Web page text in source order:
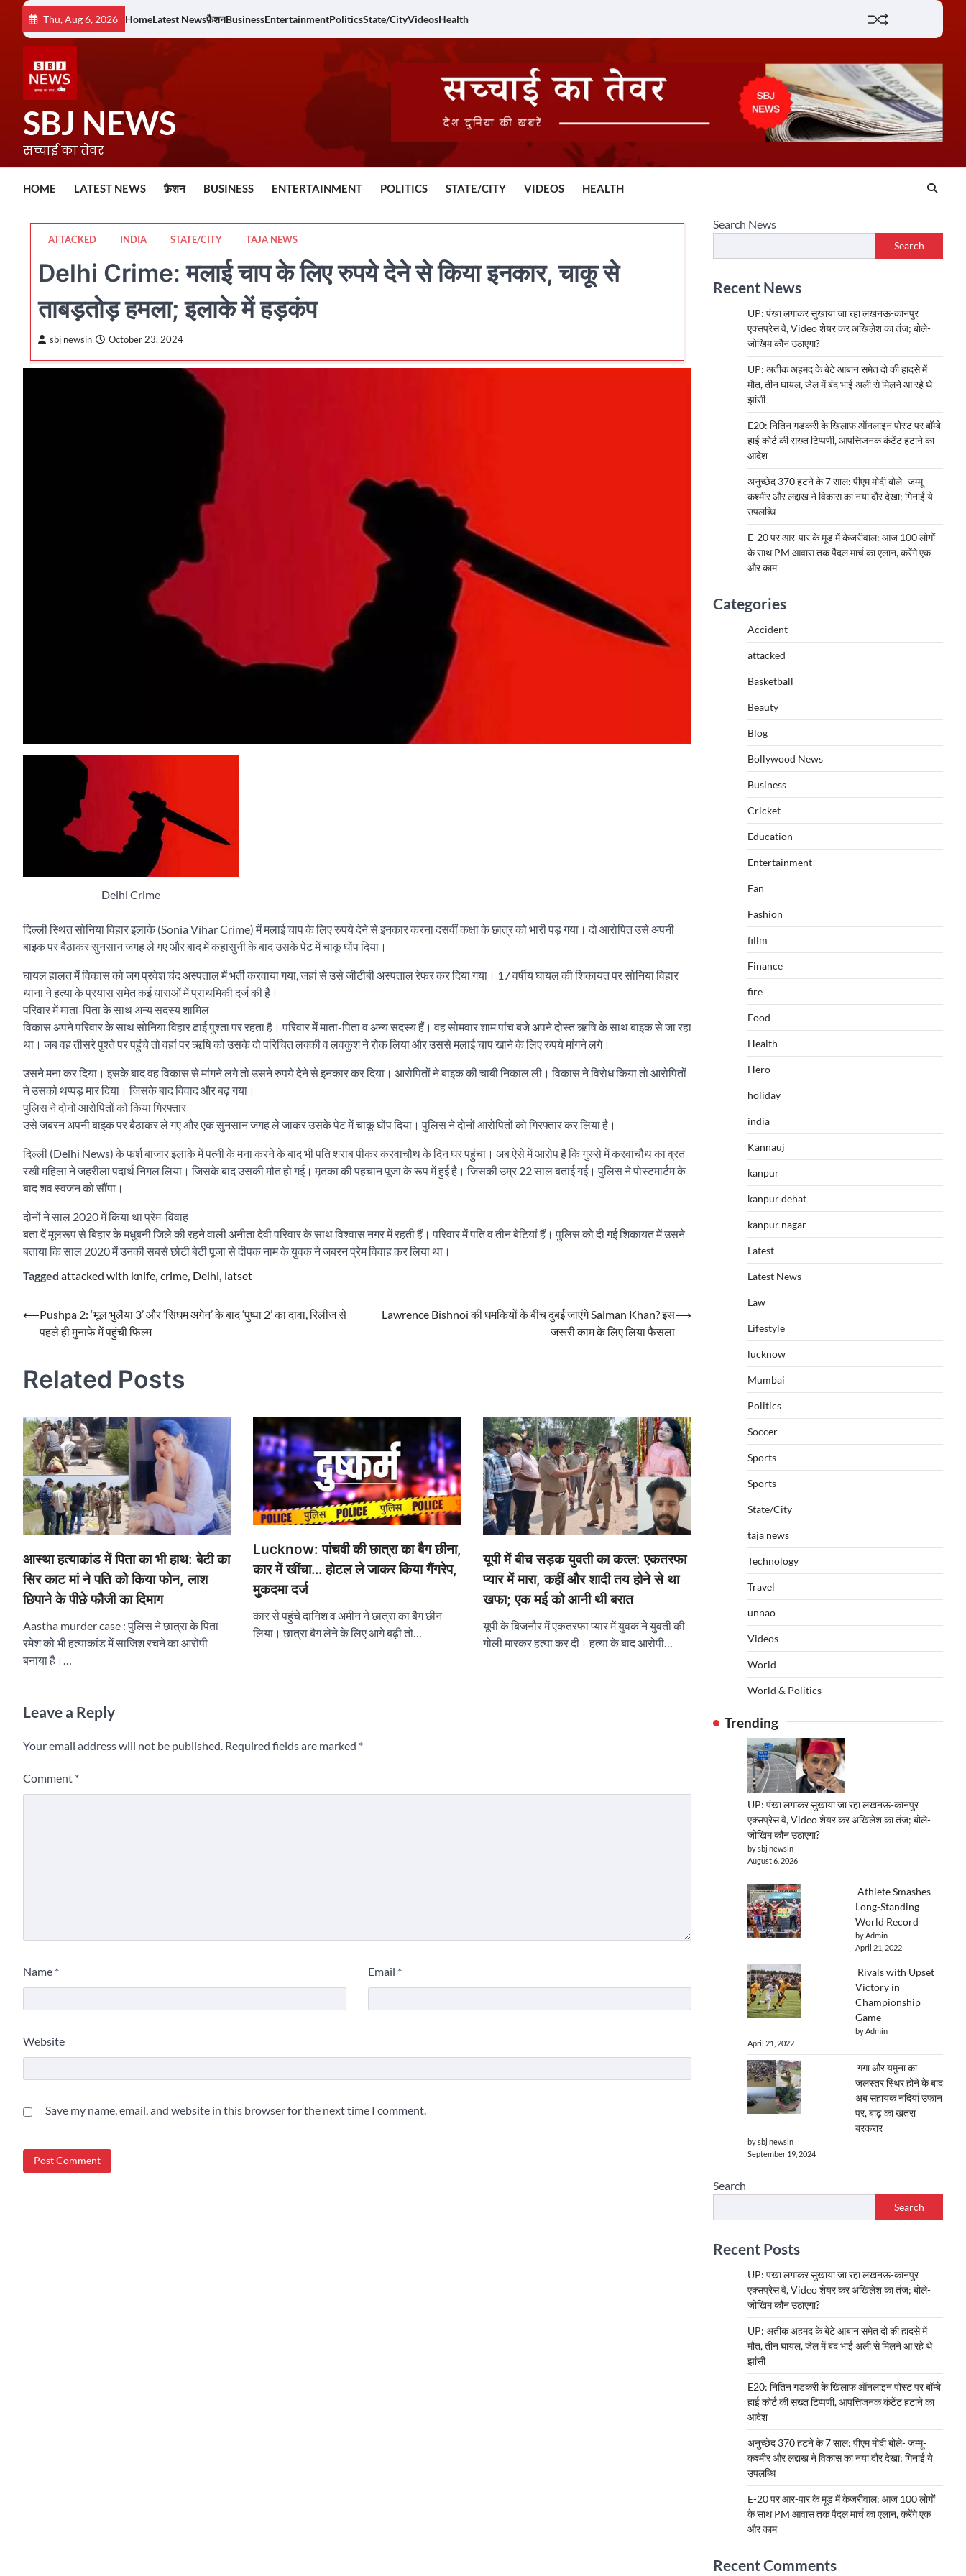
content
Thu, Aug 6, 2026 HomeLatest Newsफ़ैशनBusinessEntertainmentPoliticsState/CityVideosHealth
SBJ NEWS
सच्चाई का तेवर
HOME LATEST NEWS फ़ैशन BUSINESS ENTERTAINMENT POLITICS STATE/CITY VIDEOS HEALTH
ATTACKED INDIA STATE/CITY TAJA NEWS
Delhi Crime: मलाई चाप के लिए रुपये देने से किया इनकार, चाकू से
ताबड़तोड़ हमला; इलाके में हड़कंप
sbj newsin October 23, 2024
Delhi Crime
दिल्ली स्थित सोनिया विहार इलाके (Sonia Vihar Crime) में मलाई चाप के लिए रुपये देने से इनकार करना दसवीं कक्षा के छात्र को भारी पड़ गया। दो आरोपित उसे अपनी
बाइक पर बैठाकर सुनसान जगह ले गए और बाद में कहासुनी के बाद उसके पेट में चाकू घोंप दिया।
घायल हालत में विकास को जग प्रवेश चंद अस्पताल में भर्ती करवाया गया, जहां से उसे जीटीबी अस्पताल रेफर कर दिया गया। 17 वर्षीय घायल की शिकायत पर सोनिया विहार
थाना ने हत्या के प्रयास समेत कई धाराओं में प्राथमिकी दर्ज की है।
परिवार में माता-पिता के साथ अन्य सदस्य शामिल
विकास अपने परिवार के साथ सोनिया विहार ढाई पुश्ता पर रहता है। परिवार में माता-पिता व अन्य सदस्य हैं। वह सोमवार शाम पांच बजे अपने दोस्त ऋषि के साथ बाइक से जा रहा
था। जब वह तीसरे पुश्ते पर पहुंचे तो वहां पर ऋषि को उसके दो परिचित लक्की व लवकुश ने रोक लिया और उससे मलाई चाप खाने के लिए रुपये मांगने लगे।
उसने मना कर दिया। इसके बाद वह विकास से मांगने लगे तो उसने रुपये देने से इनकार कर दिया। आरोपितों ने बाइक की चाबी निकाल ली। विकास ने विरोध किया तो आरोपितों
ने उसको थप्पड़ मार दिया। जिसके बाद विवाद और बढ़ गया।
पुलिस ने दोनों आरोपितों को किया गिरफ्तार
उसे जबरन अपनी बाइक पर बैठाकर ले गए और एक सुनसान जगह ले जाकर उसके पेट में चाकू घोंप दिया। पुलिस ने दोनों आरोपितों को गिरफ्तार कर लिया है।
दिल्ली (Delhi News) के फर्श बाजार इलाके में पत्नी के मना करने के बाद भी पति शराब पीकर करवाचौथ के दिन घर पहुंचा। अब ऐसे में आरोप है कि गुस्से में करवाचौथ का व्रत
रखी महिला ने जहरीला पदार्थ निगल लिया। जिसके बाद उसकी मौत हो गई। मृतका की पहचान पूजा के रूप में हुई है। जिसकी उम्र 22 साल बताई गई। पुलिस ने पोस्टमार्टम के
बाद शव स्वजन को सौंपा।
दोनों ने साल 2020 में किया था प्रेम-विवाह
बता दें मूलरूप से बिहार के मधुबनी जिले की रहने वाली अनीता देवी परिवार के साथ विश्वास नगर में रहती हैं। परिवार में पति व तीन बेटियां हैं। पुलिस को दी गई शिकायत में उसने
बताया कि साल 2020 में उनकी सबसे छोटी बेटी पूजा से दीपक नाम के युवक ने जबरन प्रेम विवाह कर लिया था।
Tagged attacked with knife crime Delhi latset
Post
navigation
⟵Pushpa 2: ‘भूल भुलैया 3’ और ‘सिंघम अगेन’ के बाद ‘पुष्पा 2’ का दावा, रिलीज से
पहले ही मुनाफे में पहुंची फिल्म
Lawrence Bishnoi की धमकियों के बीच दुबई जाएंगे Salman Khan? इस
जरूरी काम के लिए लिया फैसला
⟶
Related Posts
आस्था हत्याकांड में पिता का भी हाथ: बेटी का
सिर काट मां ने पति को किया फोन, लाश
छिपाने के पीछे फौजी का दिमाग
Aastha murder case : पुलिस ने छात्रा के पिता
रमेश को भी हत्याकांड में साजिश रचने का आरोपी
बनाया है।…
Lucknow: पांचवी की छात्रा का बैग छीना,
कार में खींचा… होटल ले जाकर किया गैंगरेप,
मुकदमा दर्ज
कार से पहुंचे दानिश व अमीन ने छात्रा का बैग छीन
लिया। छात्रा बैग लेने के लिए आगे बढ़ी तो…
यूपी में बीच सड़क युवती का कत्ल: एकतरफा
प्यार में मारा, कहीं और शादी तय होने से था
खफा; एक मई को आनी थी बरात
यूपी के बिजनौर में एकतरफा प्यार में युवक ने युवती की
गोली मारकर हत्या कर दी। हत्या के बाद आरोपी…
Leave a Reply
Your email address will not be published. Required fields are marked *
Comment *
Name * Email *
Website
Save my name, email, and website in this browser for the next time I comment.
Search News
Search
Recent News
UP: पंखा लगाकर सुखाया जा रहा लखनऊ-कानपुर
एक्सप्रेस वे, Video शेयर कर अखिलेश का तंज; बोले-
जोखिम कौन उठाएगा?
UP: अतीक अहमद के बेटे आबान समेत दो की हादसे में
मौत, तीन घायल, जेल में बंद भाई अली से मिलने आ रहे थे
झांसी
E20: नितिन गडकरी के खिलाफ ऑनलाइन पोस्ट पर बॉम्बे
हाई कोर्ट की सख्त टिप्पणी, आपत्तिजनक कंटेंट हटाने का
आदेश
अनुच्छेद 370 हटने के 7 साल: पीएम मोदी बोले- जम्मू-
कश्मीर और लद्दाख ने विकास का नया दौर देखा; गिनाईं ये
उपलब्धि
E-20 पर आर-पार के मूड में केजरीवाल: आज 100 लोगों
के साथ PM आवास तक पैदल मार्च का एलान, करेंगे एक
और काम
Categories
Accident
attacked
Basketball
Beauty
Blog
Bollywood News
Business
Cricket
Education
Entertainment
Fan
Fashion
fillm
Finance
fire
Food
Health
Hero
holiday
india
Kannauj
kanpur
kanpur dehat
kanpur nagar
Latest
Latest News
Law
Lifestyle
lucknow
Mumbai
Politics
Soccer
Sports
Sports
State/City
taja news
Technology
Travel
unnao
Videos
World
World & Politics
Trending
UP: पंखा लगाकर सुखाया जा रहा लखनऊ-कानपुर
एक्सप्रेस वे, Video शेयर कर अखिलेश का तंज; बोले-
जोखिम कौन उठाएगा?
by sbj newsin
August 6, 2026
Athlete Smashes
Long-Standing
World Record
by Admin
April 21, 2022
Rivals with Upset
Victory in
Championship
Game
by Admin
April 21, 2022
गंगा और यमुना का
जलस्तर स्थिर होने के बाद
अब सहायक नदियां उफान
पर, बाढ़ का खतरा
बरकरार
by sbj newsin
September 19, 2024
Search
Search
Recent Posts
UP: पंखा लगाकर सुखाया जा रहा लखनऊ-कानपुर
एक्सप्रेस वे, Video शेयर कर अखिलेश का तंज; बोले-
जोखिम कौन उठाएगा?
UP: अतीक अहमद के बेटे आबान समेत दो की हादसे में
मौत, तीन घायल, जेल में बंद भाई अली से मिलने आ रहे थे
झांसी
E20: नितिन गडकरी के खिलाफ ऑनलाइन पोस्ट पर बॉम्बे
हाई कोर्ट की सख्त टिप्पणी, आपत्तिजनक कंटेंट हटाने का
आदेश
अनुच्छेद 370 हटने के 7 साल: पीएम मोदी बोले- जम्मू-
कश्मीर और लद्दाख ने विकास का नया दौर देखा; गिनाईं ये
उपलब्धि
E-20 पर आर-पार के मूड में केजरीवाल: आज 100 लोगों
के साथ PM आवास तक पैदल मार्च का एलान, करेंगे एक
और काम
Recent Comments